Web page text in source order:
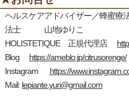
ヘルスケアアドバイザー／蜂蜜療
法士 山地ゆりこ
HOLISTETIQUE 正規代理店
Blog https://ameblo.jp/citrusorenge/
Instagram https://
Mail: lepiante.yuri@gmail.com